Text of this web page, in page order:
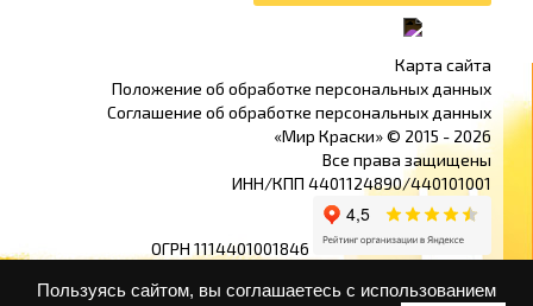
Пользуясь сайтом, вы соглашаетесь с использованием
Карта сайта
Положение об обработке персональных данных
Соглашение об обработке персональных данных
«Мир Краски» © 2015 - 2026
Все права защищены
ИНН/КПП 4401124890/440101001
ОГРН 1114401001846